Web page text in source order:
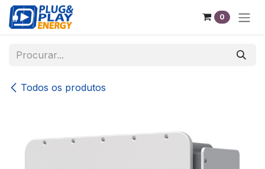
Pular para o conteúdo
0
Todos os produtos